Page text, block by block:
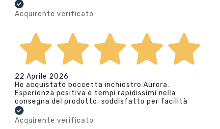
Acquirente verificato
22 Aprile 2026
Ho acquistato boccetta inchiostro Aurora.
Esperienza positiva e tempi rapidissimi nella
consegna del prodotto. soddisfatto per facilità
Acquirente verificato